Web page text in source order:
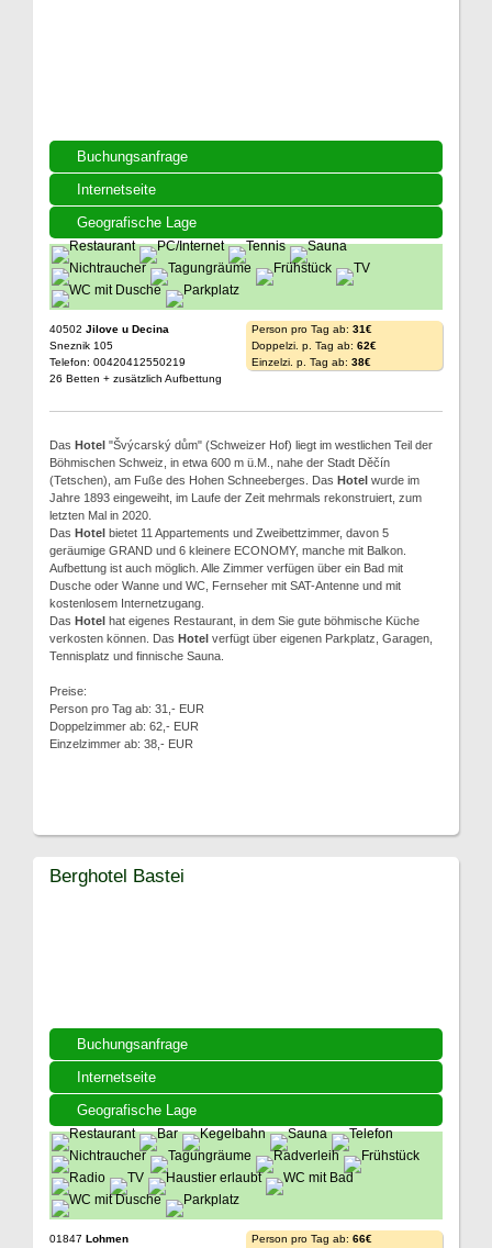
Buchungsanfrage
Internetseite
Geografische Lage
40502 Jilove u Decina
Sneznik 105
Telefon: 00420412550219
26 Betten + zusätzlich Aufbettung
Person pro Tag ab: 31€
Doppelzi. p. Tag ab: 62€
Einzelzi. p. Tag ab: 38€
Das Hotel "Švýcarský dům" (Schweizer Hof) liegt im westlichen Teil der
Böhmischen Schweiz, in etwa 600 m ü.M., nahe der Stadt Děčín
(Tetschen), am Fuße des Hohen Schneeberges. Das Hotel wurde im
Jahre 1893 eingeweiht, im Laufe der Zeit mehrmals rekonstruiert, zum
letzten Mal in 2020.
Das Hotel bietet 11 Appartements und Zweibettzimmer, davon 5
geräumige GRAND und 6 kleinere ECONOMY, manche mit Balkon.
Aufbettung ist auch möglich. Alle Zimmer verfügen über ein Bad mit
Dusche oder Wanne und WC, Fernseher mit SAT-Antenne und mit
kostenlosem Internetzugang.
Das Hotel hat eigenes Restaurant, in dem Sie gute böhmische Küche
verkosten können. Das Hotel verfügt über eigenen Parkplatz, Garagen,
Tennisplatz und finnische Sauna.
Preise:
Person pro Tag ab: 31,- EUR
Doppelzimmer ab: 62,- EUR
Einzelzimmer ab: 38,- EUR
Buchungsanfrage
Internetseite
Geografische Lage
Berghotel Bastei
01847 Lohmen
Person pro Tag ab: 66€